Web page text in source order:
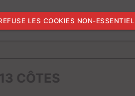
CÔTES
LES COOKIES NON-